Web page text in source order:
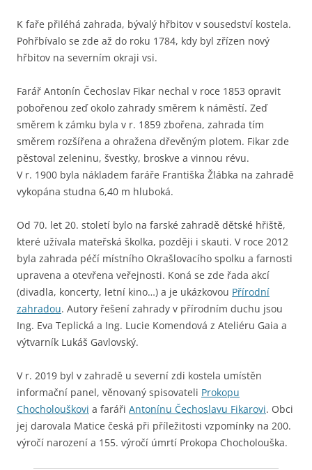
K faře přiléhá zahrada, bývalý hřbitov v sousedství kostela.
Pohřbívalo se zde až do roku 1784, kdy byl zřízen nový
hřbitov na severním okraji vsi.
Farář Antonín Čechoslav Fikar nechal v roce 1853 opravit
pobořenou zeď okolo zahrady směrem k náměstí. Zeď
směrem k zámku byla v r. 1859 zbořena, zahrada tím
směrem rozšířena a ohražena dřevěným plotem. Fikar zde
pěstoval zeleninu, švestky, broskve a vinnou révu.
V r. 1900 byla nákladem faráře Františka Žlábka na zahradě
vykopána studna 6,40 m hluboká.
Od 70. let 20. století bylo na farské zahradě dětské hřiště,
které užívala mateřská školka, později i skauti. V roce 2012
byla zahrada péčí místního Okrašlovacího spolku a farnosti
upravena a otevřena veřejnosti. Koná se zde řada akcí
(divadla, koncerty, letní kino…) a je ukázkovou Přírodní
zahradou. Autory řešení zahrady v přírodním duchu jsou
Ing. Eva Teplická a Ing. Lucie Komendová z Ateliéru Gaia a
výtvarník Lukáš Gavlovský.
V r. 2019 byl v zahradě u severní zdi kostela umístěn
informační panel, věnovaný spisovateli Prokopu
Chocholouškovi a faráři Antonínu Čechoslavu Fikarovi. Obci
jej darovala Matice česká při příležitosti vzpomínky na 200.
výročí narození a 155. výročí úmrtí Prokopa Chocholouška.